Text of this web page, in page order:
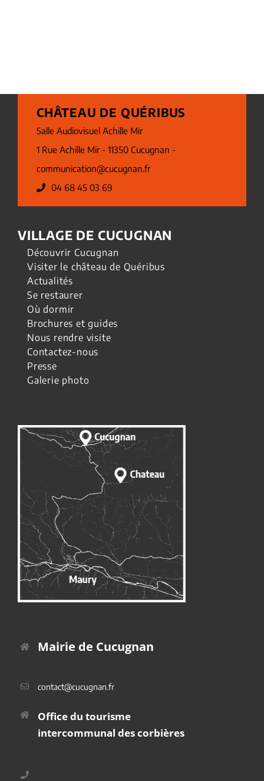
CHÂTEAU DE QUÉRIBUS
Salle Audiovisuel Achille Mir
1 Rue Achille Mir - 11350 Cucugnan -
communication@cucugnan.fr
04 68 45 03 69
VILLAGE DE CUCUGNAN
Découvrir Cucugnan
Visiter le château de Quéribus
Actualités
Se restaurer
Où dormir
Brochures et guides
Nous rendre visite
Contactez-nous
Presse
Galerie photo
Mairie de Cucugnan
contact@cucugnan.fr
Office du tourisme
intercommunal des corbières